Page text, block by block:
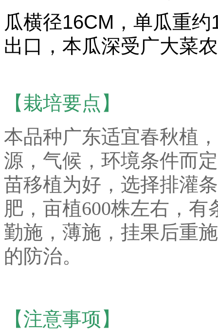
瓜横径16CM，单瓜重
出口，本瓜深受广大菜
【栽培要点】
本品种广东适宜春秋植
源，气候，环境条件而
苗移植为好，选择排灌
肥，亩植600株左右，
勤施，薄施，挂果后重
的防治。
【注意事项】